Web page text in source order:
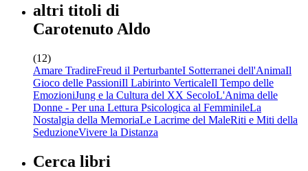
altri titoli di
Carotenuto Aldo
(12)
Amare TradireFreud il PerturbanteI Sotterranei dell'AnimaIl
Gioco delle PassioniIl Labirinto VerticaleIl Tempo delle
EmozioniJung e la Cultura del XX SecoloL'Anima delle
Donne - Per una Lettura Psicologica al FemminileLa
Nostalgia della MemoriaLe Lacrime del MaleRiti e Miti della
SeduzioneVivere la Distanza
Cerca libri